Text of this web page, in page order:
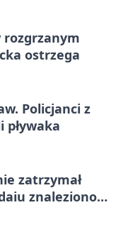
rozgrzanym
ostrzega
Policjanci z
pływaka
zatrzymał
znaleziono